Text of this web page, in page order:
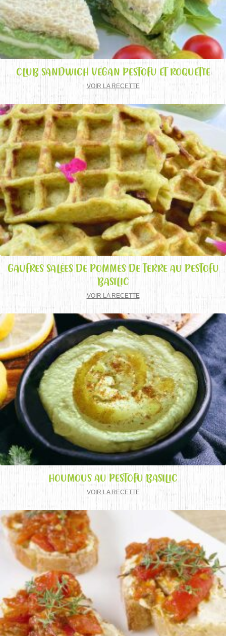
CLUB SANDWICH VEGAN PESTOFU ET ROQUETTE
VOIR LA RECETTE
GAUFRES SALÉES DE POMMES DE TERRE AU PESTOFU
BASILIC
VOIR LA RECETTE
HOUMOUS AU PESTOFU BASILIC
VOIR LA RECETTE